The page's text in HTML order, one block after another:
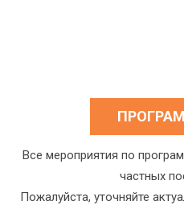
Все мероприятия по
частных
Пожалуйста, уточняйте